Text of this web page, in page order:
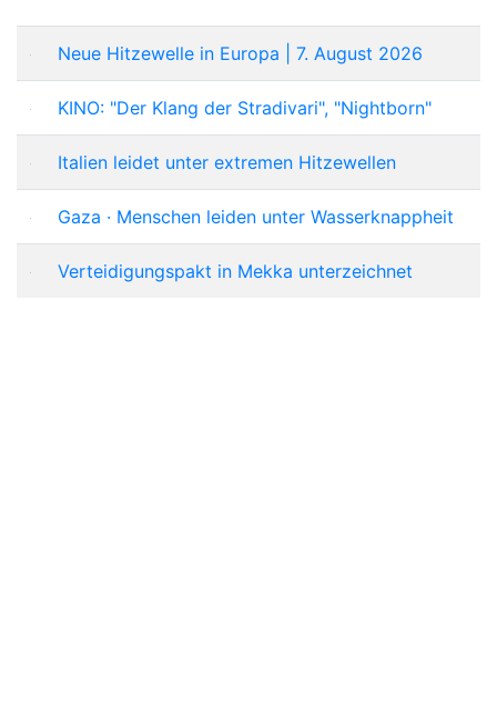
Neue Hitzewelle in Europa | 7. August 2026
KINO: "Der Klang der Stradivari", "Nightborn"
Italien leidet unter extremen Hitzewellen
Gaza · Menschen leiden unter Wasserknappheit
Verteidigungspakt in Mekka unterzeichnet